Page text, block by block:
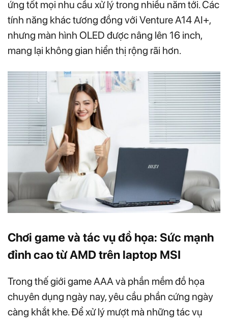
ứng tốt mọi nhu cầu xử lý trong nhiều năm tới. Các
tính năng khác tương đồng với Venture A14 AI+,
nhưng màn hình OLED được nâng lên 16 inch,
mang lại không gian hiển thị rộng rãi hơn.
Chơi game và tác vụ đồ họa: Sức mạnh
đỉnh cao từ AMD trên laptop MSI
Trong thế giới game AAA và phần mềm đồ họa
chuyên dụng ngày nay, yêu cầu phần cứng ngày
càng khắt khe. Để xử lý mượt mà những tác vụ